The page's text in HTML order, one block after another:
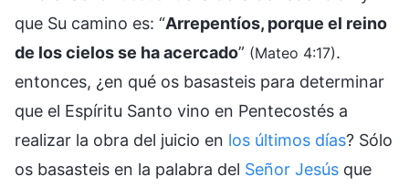
que Su camino es: “Arrepentíos, porque el reino
de los cielos se ha acercado” (Mateo 4:17).
entonces, ¿en qué os basasteis para determinar
que el Espíritu Santo vino en Pentecostés a
realizar la obra del juicio en los últimos días? Sólo
os basasteis en la palabra del Señor Jesús que